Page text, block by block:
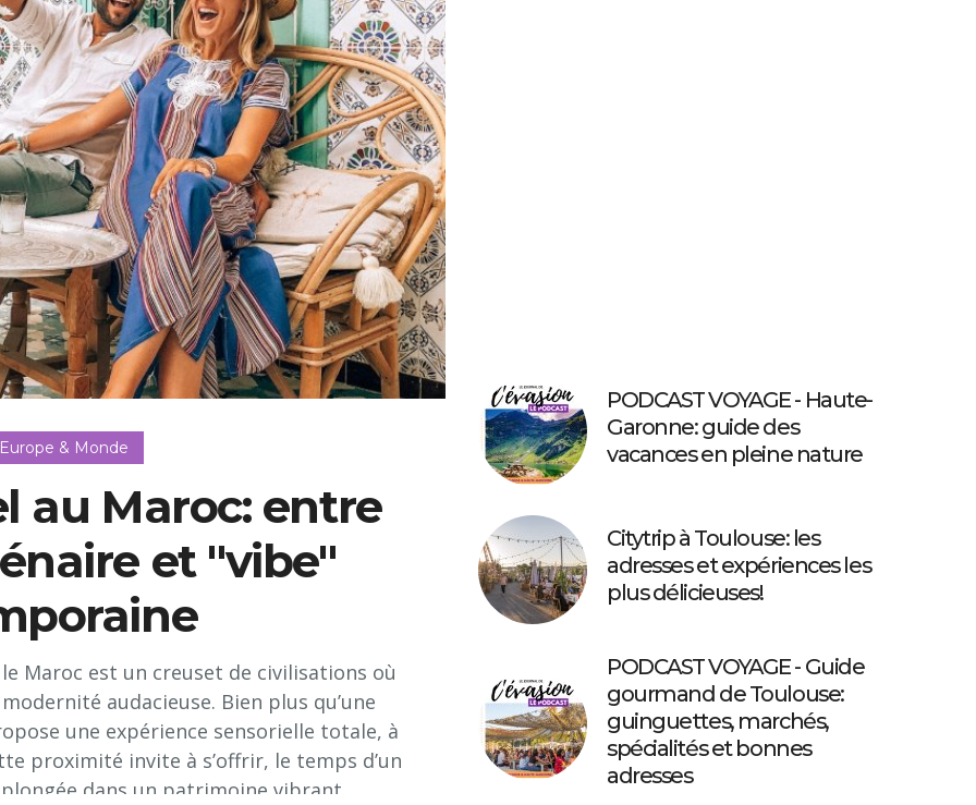
& Monde
au Maroc: entre
et "vibe"
Maroc est un creuset de civilisations où
audacieuse. Bien plus qu’une
une expérience sensorielle totale, à
proximité invite à s’offrir, le temps d’un
dans un patrimoine vibrant...
PODCAST VOYAGE - Haute-
Garonne: guide des
vacances en pleine nature
Citytrip à Toulouse: les
adresses et expériences les
plus délicieuses!
PODCAST VOYAGE - Guide
gourmand de Toulouse:
guinguettes, marchés,
spécialités et bonnes
adresses